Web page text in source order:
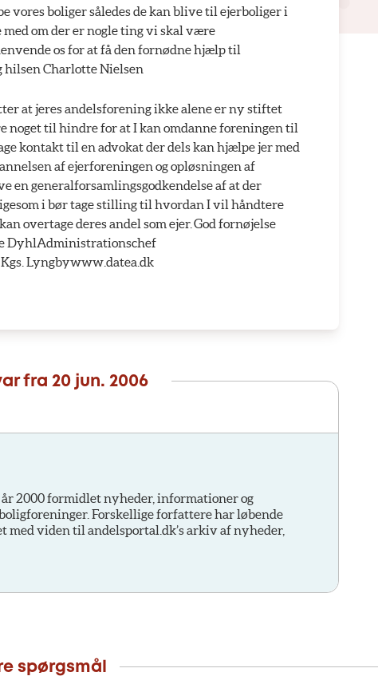
vores boliger således de kan blive til ejerboliger i
med om der er nogle ting vi skal være
os for at få den fornødne hjælp til
hilsen Charlotte Nielsen
at jeres andelsforening ikke alene er ny stiftet
noget til hindre for at I kan omdanne foreningen til
kontakt til en advokat der dels kan hjælpe jer med
af ejerforeningen og opløsningen af
en generalforsamlingsgodkendelse af at der
i bør tage stilling til hvordan I vil håndtere
overtage deres andel som ejer. God fornøjelse
DyhlAdministrationschef
Lyngbywww.datea.dk
fra 20 jun. 2006
2000 formidlet nyheder, informationer og
Forskellige forfattere har løbende
med viden til andelsportal.dk’s arkiv af nyheder,
spørgsmål